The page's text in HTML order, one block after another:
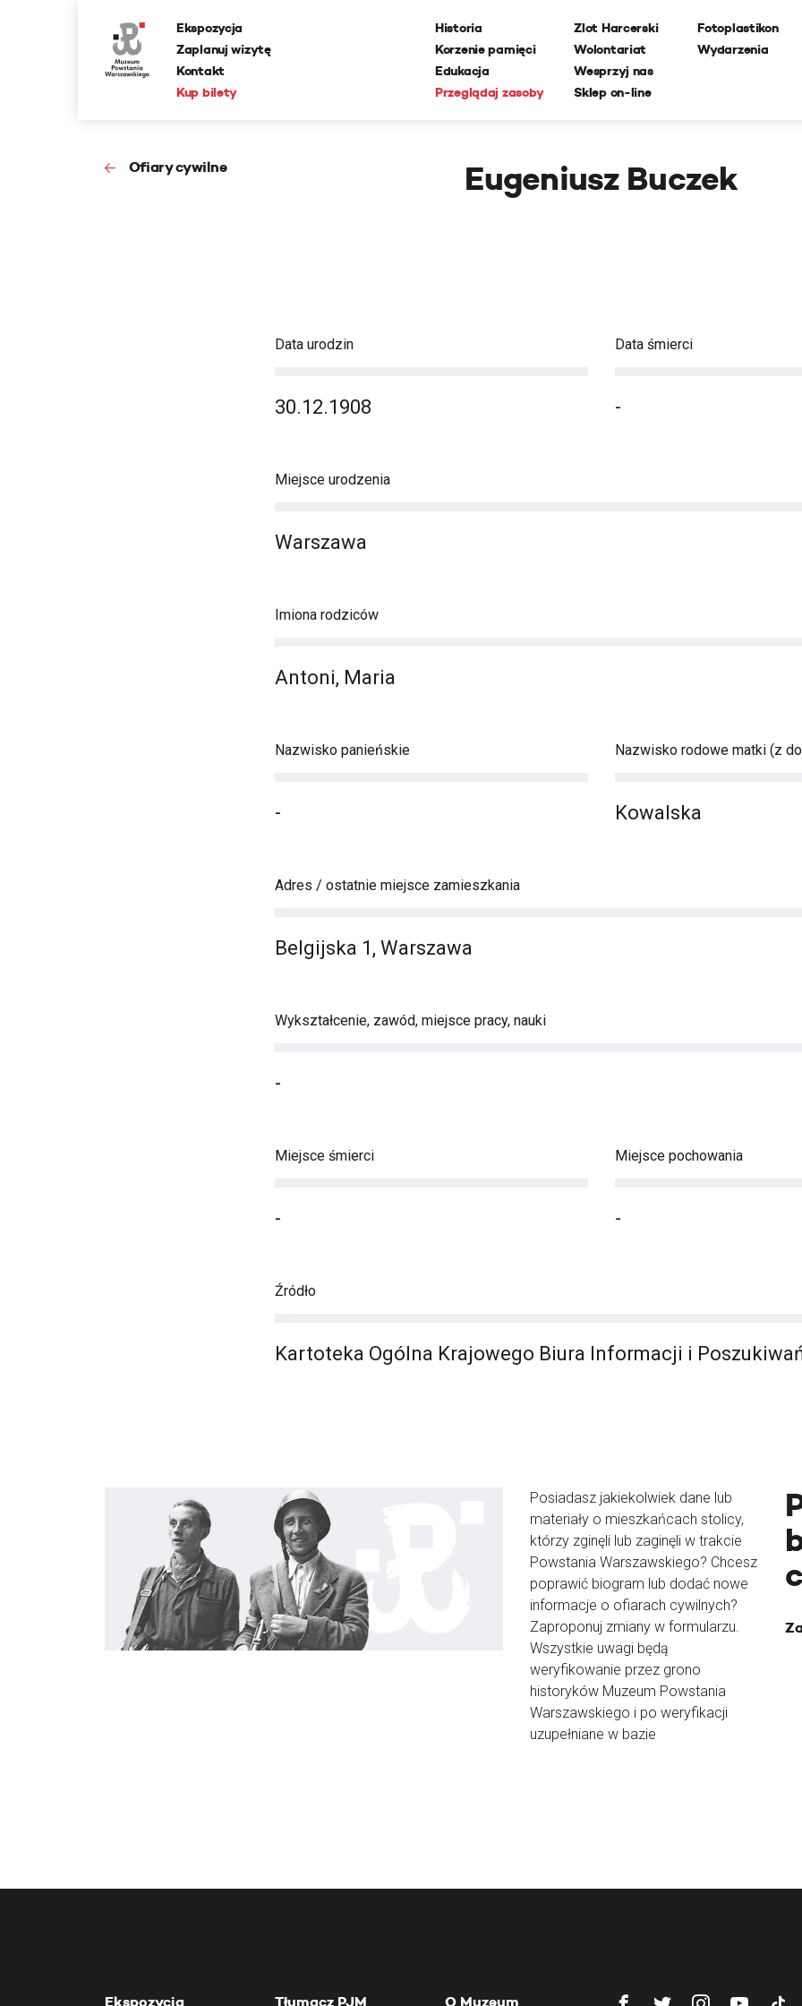
Ekspozycja
Zaplanuj wizytę
Kontakt
Kup bilety
Historia
Korzenie pamięci
Edukacja
Przeglądaj zasoby
Zlot Harcerski
Wolontariat
Wesprzyj nas
Sklep on-line
Fotoplastikon
Wydarzenia
Ofiary cywilne Eugeniusz Buczek
Data urodzin
30.12.1908
Data śmierci
-
Miejsce urodzenia
Warszawa
Imiona rodziców
Antoni, Maria
Nazwisko panieńskie
-
Nazwisko rodowe matki (z
Kowalska
Adres / ostatnie miejsce zamieszkania
Belgijska 1, Warszawa
Wykształcenie, zawód, miejsce pracy, nauki
-
Miejsce śmierci
-
Miejsce pochowania
-
Źródło
Kartoteka Ogólna Krajowego Biura Informacji i
Posiadasz jakiekolwiek dane lub
materiały o mieszkańcach stolicy,
którzy zginęli lub zaginęli w trakcie
Powstania Warszawskiego? Chcesz
poprawić biogram lub dodać nowe
informacje o ofiarach cywilnych?
Zaproponuj zmiany w formularzu.
Wszystkie uwagi będą
weryfikowanie przez grono
historyków Muzeum Powstania
Warszawskiego i po weryfikacji
uzupełniane w bazie
Ekspozycja Tłumacz PJM O Muzeum